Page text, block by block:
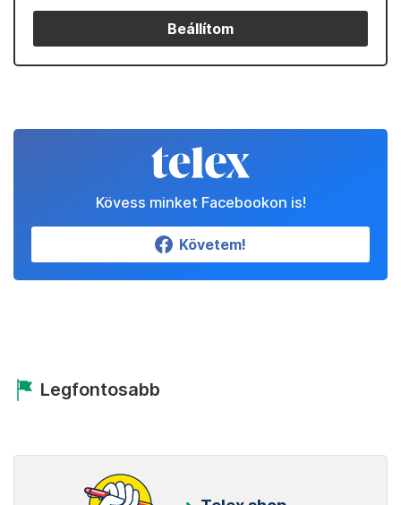
Beállítom
Kövess minket Facebookon is!
Követem!
Legfontosabb